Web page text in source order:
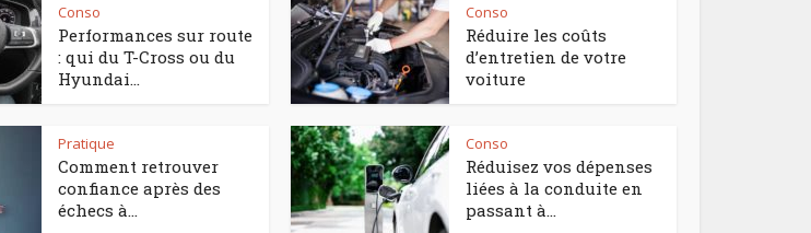
Conso
Performances sur route
: qui du T-Cross ou du
Hyundai...
Conso
Réduire les coûts
d’entretien de votre
voiture
Pratique
Comment retrouver
confiance après des
échecs à...
Conso
Réduisez vos dépenses
liées à la conduite en
passant à...